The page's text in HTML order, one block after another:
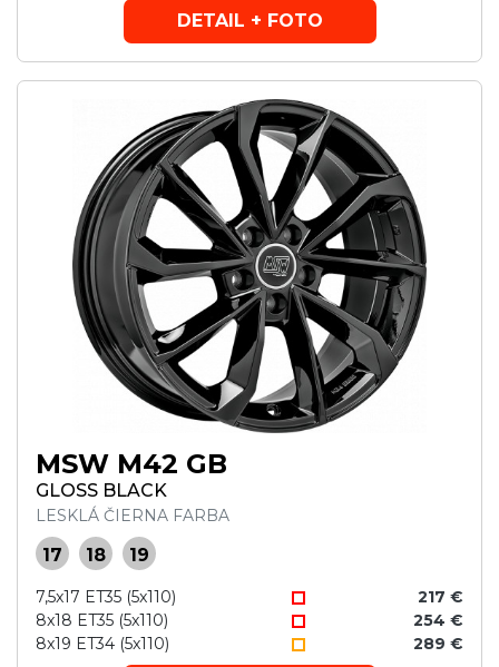
DETAIL + FOTO
MSW M42 GB
GLOSS BLACK
LESKLÁ ČIERNA FARBA
17 18 19
7,5x17 ET35 (5x110)
217 €
8x18 ET35 (5x110)
254 €
8x19 ET34 (5x110)
289 €